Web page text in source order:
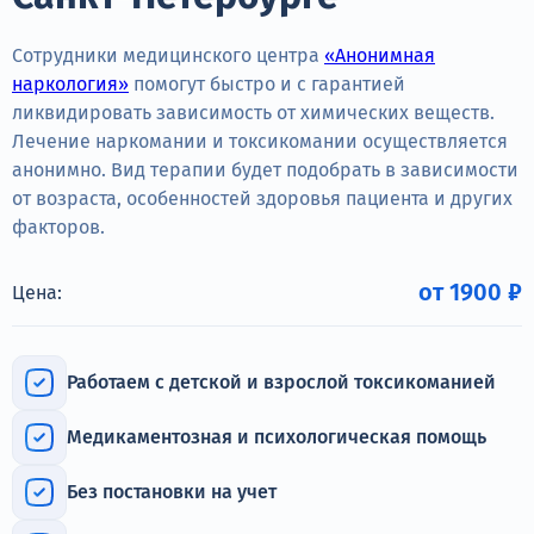
Нарколог
Стационар
Психиатрия
Круглосуточно, анонимно
Сотрудники медицинского центра «Анонимная
наркология» помогут быстро и с гарантией
ликвидировать зависимость от химических веществ.
Лечение наркомании и токсикомании осуществляется
анонимно. Вид терапии будет подобрать в зависимости
от возраста, особенностей здоровья пациента и других
факторов.
Цена: от 1900 ₽
Работаем с детской и взрослой токсикоманией
Медикаментозная и психологическая помощь
Без постановки на учет